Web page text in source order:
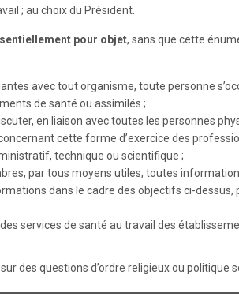
; au choix du Président.
pour objet, sans que cette
avec tout organisme, toute personne
de santé ou assimilés ;
en liaison avec toutes les personnes
cette forme d’exercice des
technique ou scientifique ;
par tous moyens utiles, toutes
dans le cadre des objectifs ci-dessus,
services de santé au travail des
des questions d’ordre religieux ou politique